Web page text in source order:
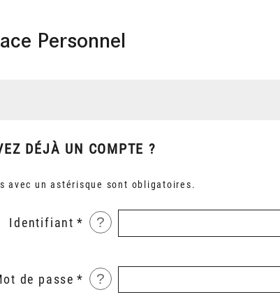
Personnel
DÉJÀ UN COMPTE ?
avec un astérisque sont obligatoires.
Identifiant ?
de passe ?